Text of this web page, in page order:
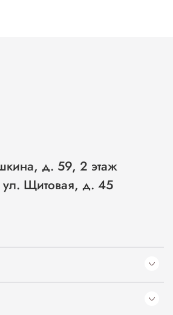
д. 59, 2 этаж
ул. Щитовая, д. 45